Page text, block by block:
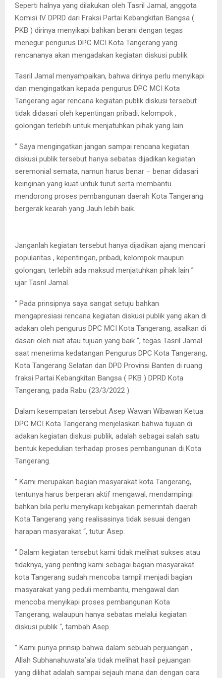
Seperti halnya yang dilakukan oleh Tasril Jamal, anggota
Komisi IV DPRD dari Fraksi Partai Kebangkitan Bangsa (
PKB ) dirinya menyikapi bahkan berani dengan tegas
menegur pengurus DPC MCI Kota Tangerang yang
rencananya akan mengadakan kegiatan diskusi publik.
Tasril Jamal menyampaikan, bahwa dirinya perlu menyikapi
dan mengingatkan kepada pengurus DPC MCI Kota
Tangerang agar rencana kegiatan publik diskusi tersebut
tidak didasari oleh kepentingan pribadi, kelompok ,
golongan terlebih untuk menjatuhkan pihak yang lain.
” Saya mengingatkan jangan sampai rencana kegiatan
diskusi publik tersebut hanya sebatas dijadikan kegiatan
seremonial semata, namun harus benar – benar didasari
keinginan yang kuat untuk turut serta membantu
mendorong proses pembangunan daerah Kota Tangerang
bergerak kearah yang Jauh lebih baik.
Janganlah kegiatan tersebut hanya dijadikan ajang mencari
popularitas , kepentingan, pribadi, kelompok maupun
golongan, terlebih ada maksud menjatuhkan pihak lain ”
ujar Tasril Jamal.
” Pada prinsipnya saya sangat setuju bahkan
mengapresiasi rencana kegiatan diskusi publik yang akan di
adakan oleh pengurus DPC MCI Kota Tangerang, asalkan di
dasari oleh niat atau tujuan yang baik “, tegas Tasril Jamal
saat menerima kedatangan Pengurus DPC Kota Tangerang,
Kota Tangerang Selatan dan DPD Provinsi Banten di ruang
fraksi Partai Kebangkitan Bangsa ( PKB ) DPRD Kota
Tangerang, pada Rabu (23/3/2022 )
Dalam kesempatan tersebut Asep Wawan Wibawan Ketua
DPC MCI Kota Tangerang menjelaskan bahwa tujuan di
adakan kegiatan diskusi publik, adalah sebagai salah satu
bentuk kepedulian terhadap proses pembangunan di Kota
Tangerang.
” Kami merupakan bagian masyarakat kota Tangerang,
tentunya harus berperan aktif mengawal, mendampingi
bahkan bila perlu menyikapi kebijakan pemerintah daerah
Kota Tangerang yang realisasinya tidak sesuai dengan
harapan masyarakat “, tutur Asep.
” Dalam kegiatan tersebut kami tidak melihat sukses atau
tidaknya, yang penting kami sebagai bagian masyarakat
kota Tangerang sudah mencoba tampil menjadi bagian
masyarakat yang peduli membantu, mengawal dan
mencoba menyikapi proses pembangunan Kota
Tangerang, walaupun hanya sebatas melalui kegiatan
diskusi publik “, tambah Asep.
” Kami punya prinsip bahwa dalam sebuah perjuangan ,
Allah Subhanahuwata’ala tidak melihat hasil pejuangan
yang dilihat adalah sampai sejauh mana dan dengan cara